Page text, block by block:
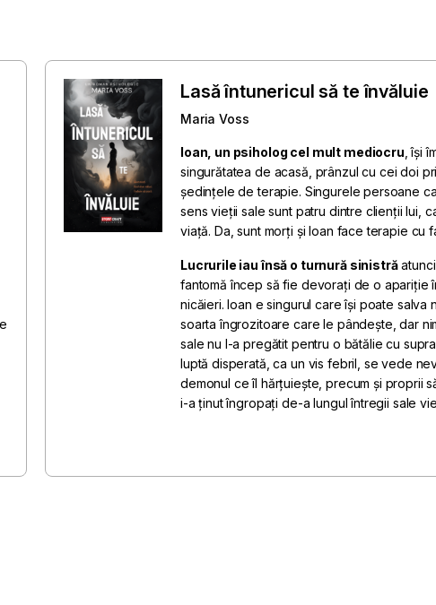
Lasă întunericul să te învăluie
Maria Voss
Ioan, un psiholog cel mult mediocru , își
singurătatea de acasă, prânzul cu cei doi
ședințele de terapie. Singurele persoane
sens vieții sale sunt patru dintre clienții lui,
viață. Da, sunt morți și Ioan face terapie cu
Lucrurile iau însă o turnură sinistră
fantomă încep să fie devorați de o apariție
nicăieri. Ioan e singurul care își poate salva
soarta îngrozitoare care le pândește, dar
sale nu l-a pregătit pentru o bătălie cu
luptă disperată, ca un vis febril, se vede
demonul ce îl hărțuiește, precum și proprii
i-a ținut îngropați de-a lungul întregii sale